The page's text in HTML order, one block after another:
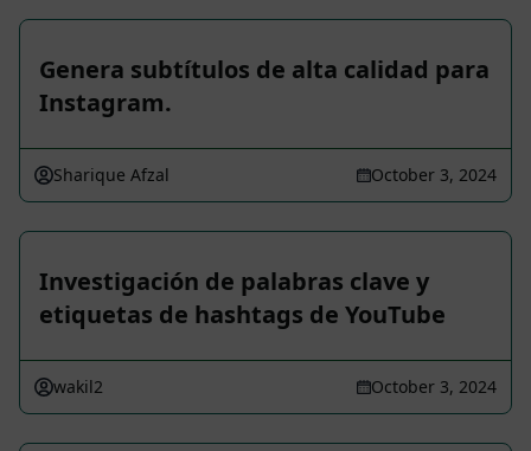
Genera subtítulos de alta calidad para
Instagram.
Sharique Afzal October 3, 2024
Investigación de palabras clave y
etiquetas de hashtags de YouTube
wakil2 October 3, 2024